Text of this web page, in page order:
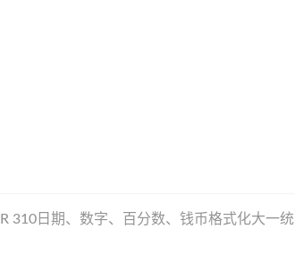
310日期、数字、百分数、钱币格式化大一统